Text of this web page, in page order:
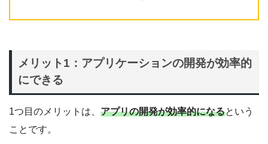
メリット1：アプリケーションの開発が効率的
にできる
1つ目のメリットは、 アプリの開発が効率的になるという
ことです。